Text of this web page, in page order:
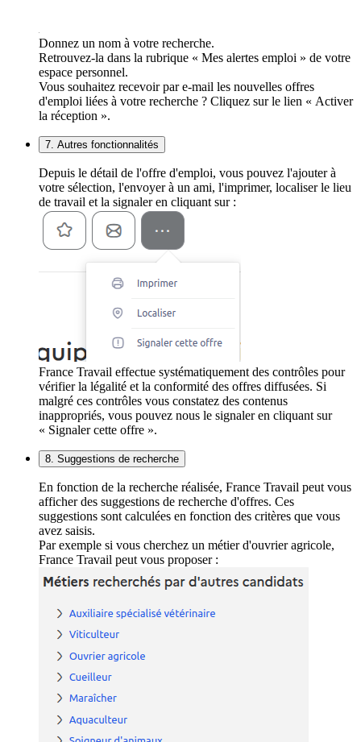
Donnez un nom à votre recherche.
Retrouvez-la dans la rubrique « Mes alertes emploi » de votre
espace personnel.
Vous souhaitez recevoir par e-mail les nouvelles offres
d'emploi liées à votre recherche ? Cliquez sur le lien « Activer
la réception ».
7. Autres fonctionnalités
Depuis le détail de l'offre d'emploi, vous pouvez l'ajouter à
votre sélection, l'envoyer à un ami, l'imprimer, localiser le lieu
de travail et la signaler en cliquant sur :
France Travail effectue systématiquement des contrôles pour
vérifier la légalité et la conformité des offres diffusées. Si
malgré ces contrôles vous constatez des contenus
inappropriés, vous pouvez nous le signaler en cliquant sur
« Signaler cette offre ».
8. Suggestions de recherche
En fonction de la recherche réalisée, France Travail peut vous
afficher des suggestions de recherche d'offres. Ces
suggestions sont calculées en fonction des critères que vous
avez saisis.
Par exemple si vous cherchez un métier d'ouvrier agricole,
France Travail peut vous proposer :